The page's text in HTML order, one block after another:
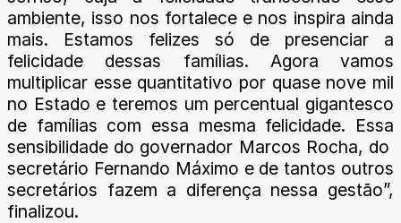
ambiente, isso nos fortalece e nos inspira ainda
mais. Estamos felizes só de presenciar a
felicidade dessas famílias. Agora vamos
multiplicar esse quantitativo por quase nove mil
no Estado e teremos um percentual gigantesco
de famílias com essa mesma felicidade. Essa
sensibilidade do governador Marcos Rocha, do
secretário Fernando Máximo e de tantos outros
secretários fazem a diferença nessa gestão”,
finalizou.